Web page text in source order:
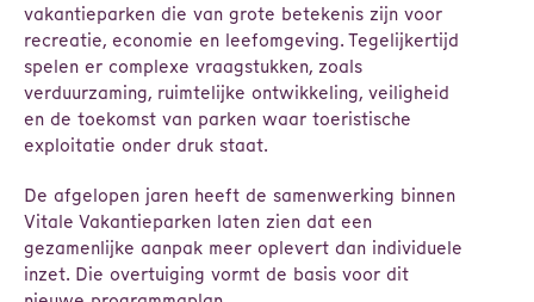
vakantieparken die van grote betekenis zijn voor
recreatie, economie en leefomgeving. Tegelijkertijd
spelen er complexe vraagstukken, zoals
verduurzaming, ruimtelijke ontwikkeling, veiligheid
en de toekomst van parken waar toeristische
exploitatie onder druk staat.
De afgelopen jaren heeft de samenwerking binnen
Vitale Vakantieparken laten zien dat een
gezamenlijke aanpak meer oplevert dan individuele
inzet. Die overtuiging vormt de basis voor dit